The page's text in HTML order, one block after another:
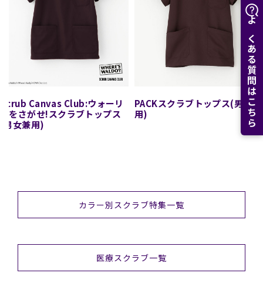
よくある質問はこちら
Scrub Canvas Club:ウォーリ
ーをさがせ!スクラブトップス
(男女兼用)
PACKスクラブトップス(男女兼
用)
カラー別スクラブ特集一覧
医療スクラブ一覧